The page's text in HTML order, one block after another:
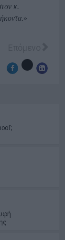
κ.
.»